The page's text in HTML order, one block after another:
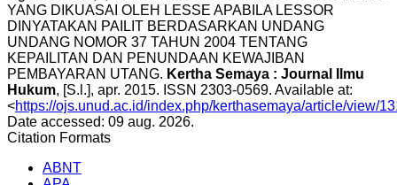
YANG DIKUASAI OLEH LESSE APABILA LESSOR
DINYATAKAN PAILIT BERDASARKAN UNDANG
UNDANG NOMOR 37 TAHUN 2004 TENTANG
KEPAILITAN DAN PENUNDAAN KEWAJIBAN
PEMBAYARAN UTANG. Kertha Semaya : Journal Ilmu
Hukum, [S.l.], apr. 2015. ISSN 2303-0569. Available at:
<https://ojs.unud.ac.id/index.php/kerthasemaya/article/view/
Date accessed: 09 aug. 2026.
Citation Formats
ABNT